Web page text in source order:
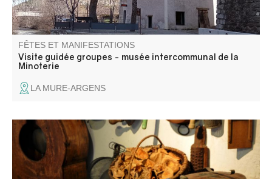
FÊTES ET MANIFESTATIONS
Visite guidée groupes - musée intercommunal de la
Minoterie
LA MURE-ARGENS
La Maison Musée est un dédale de salles et de couloirs.
Afin de s’y retrouver, pourquoi ne pas suivre une
animation historique ?